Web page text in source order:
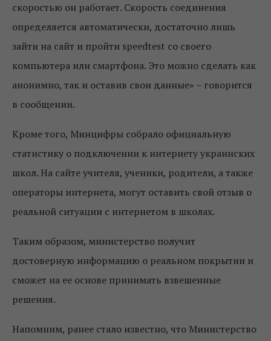
скоростью он работает. Скорость соединения
определяется автоматически, достаточно лишь
зайти на сайт и пройти speedtest со своего
компьютера или смартфона. Это можно сделать как
анонимно, так и оставив свои данные» – говорится
в сообщении.
Кроме того, Минцифры собрало официальную
статистику о подключении к интернету украинских
школ. На сайте учителя, ученики, родители, а также
операторы интернета, могут оставить свой отзыв о
реальной ситуации с интернетом в школах.
Таким образом, министерство получит
достоверную информацию о реальном покрытии и
сможет на ее основе принимать взвешенные
решения.
Напомним, ранее стало известно, что Министерство